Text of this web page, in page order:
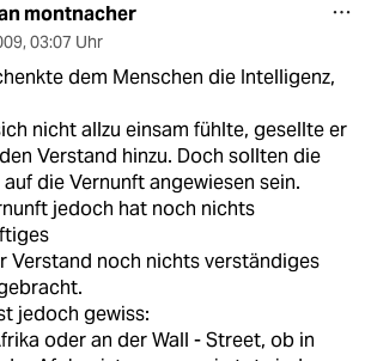
montnacher
, 03:07 Uhr
dem Menschen die Intelligenz,
nicht allzu einsam fühlte, gesellte er
Verstand hinzu. Doch sollten die
die Vernunft angewiesen sein.
jedoch hat noch nichts
Verstand noch nichts verständiges
jedoch gewiss:
oder an der Wall - Street, ob in